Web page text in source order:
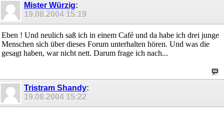
Mister Würzig:
19.08.2004 15:19
Eben ! Und neulich saß ich in einem Café und da habe ich drei junge
Menschen sich über dieses Forum unterhalten hören. Und was die
gesagt haben, war nicht nett. Darum frage ich nach...
Tristram Shandy:
19.08.2004 15:22